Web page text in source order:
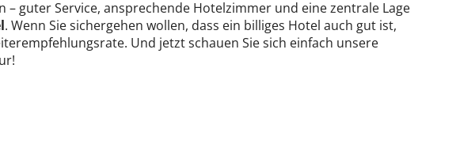
guter Service, ansprechende Hotelzimmer und eine zentrale Lage
. Wenn Sie sichergehen wollen, dass ein billiges Hotel auch gut ist,
Und jetzt schauen Sie sich einfach unsere